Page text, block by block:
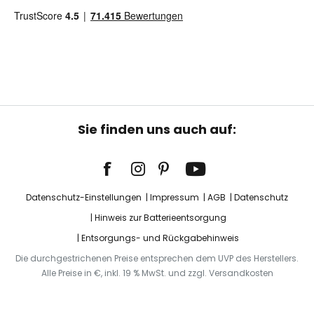
Sie finden uns auch auf:
Datenschutz-Einstellungen Impressum AGB
Datenschutz
Hinweis zur Batterieentsorgung
Entsorgungs- und Rückgabehinweis
Die durchgestrichenen Preise entsprechen dem UVP des Herstellers.
Alle Preise in €, inkl. 19 % MwSt. und zzgl. Versandkosten